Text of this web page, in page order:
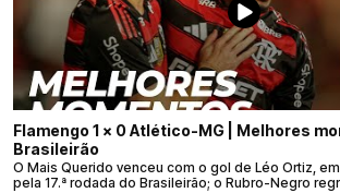
Flamengo 1 x 0 Atlético-MG | Melhores
Brasileirão
O Mais Querido venceu com o gol de Léo Ortiz,
pela 17.ª rodada do Brasileirão; o Rubro-Negro